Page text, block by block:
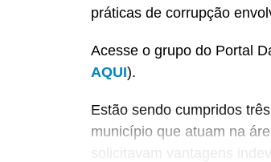
práticas de corrupção
Acesse o grupo do Portal
AQUI).
Estão sendo cumpridos
município que atuam na
solicitavam vantagens